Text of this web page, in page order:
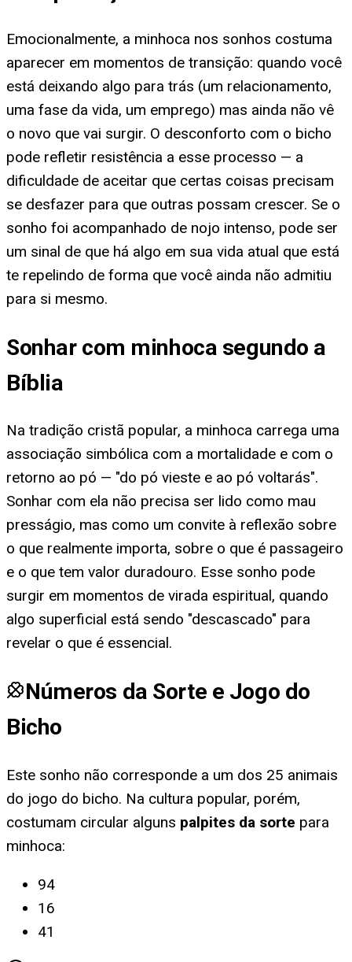
Emocionalmente, a minhoca nos sonhos costuma
aparecer em momentos de transição: quando você
está deixando algo para trás (um relacionamento,
uma fase da vida, um emprego) mas ainda não vê
o novo que vai surgir. O desconforto com o bicho
pode refletir resistência a esse processo — a
dificuldade de aceitar que certas coisas precisam
se desfazer para que outras possam crescer. Se o
sonho foi acompanhado de nojo intenso, pode ser
um sinal de que há algo em sua vida atual que está
te repelindo de forma que você ainda não admitiu
para si mesmo.
Sonhar com minhoca segundo a
Bíblia
Na tradição cristã popular, a minhoca carrega uma
associação simbólica com a mortalidade e com o
retorno ao pó — "do pó vieste e ao pó voltarás".
Sonhar com ela não precisa ser lido como mau
presságio, mas como um convite à reflexão sobre
o que realmente importa, sobre o que é passageiro
e o que tem valor duradouro. Esse sonho pode
surgir em momentos de virada espiritual, quando
algo superficial está sendo "descascado" para
revelar o que é essencial.
Números da Sorte e Jogo do
Bicho
Este sonho não corresponde a um dos 25 animais
do jogo do bicho. Na cultura popular, porém,
costumam circular alguns palpites da sorte para
minhoca:
94
16
41